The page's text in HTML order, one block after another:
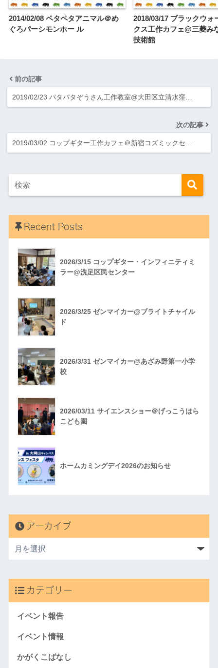
2014/02/08 ペタペタアニマル＠め
ぐろパーシモンホー ル
2018/03/17 ブラックウォ
クス工作カフェ@三菱み
技術館
前の記事
2019/02/23 パタパタぞうさん工作教室@大田区立清水窪…
次の記事
2019/03/02 コップギター工作カフェ＠新宿コズミックセ…
Recent Posts
2026/3/15 コップギター・インフィニティミ
ラー@洗足区民センター
2026/3/25 ゼンマイカー@ブライトチャイル
ド
2026/3/31 ゼンマイカー@あざみ野第一小学
校
2026/03/11 サイエンスショー＠げっこうはら
こども園
ホームカミングデイ2026のお知らせ
アーカイブ
カテゴリー
イベント報告
イベント情報
かがくこばなし